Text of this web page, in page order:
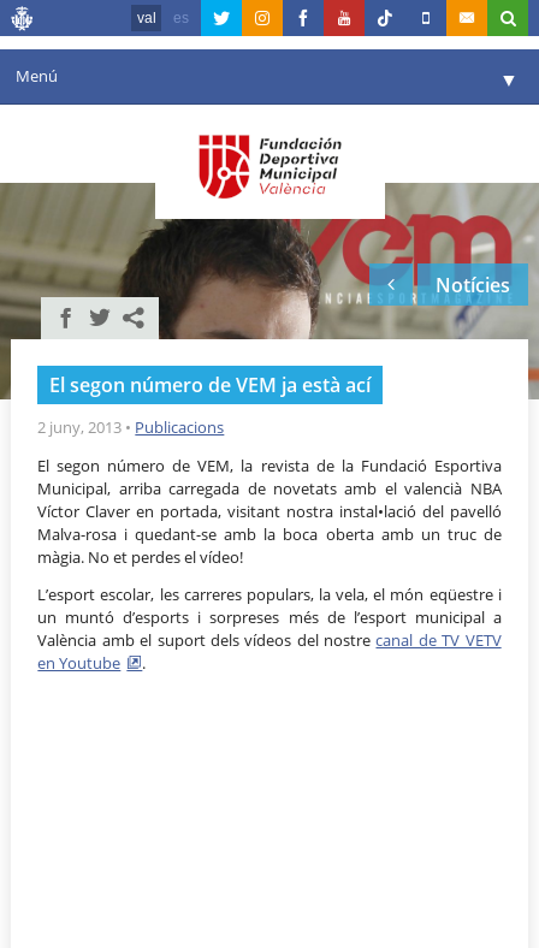
val es
Menú ▼
Agenda
Instal·lacions ▼
Comunicació ▼
València en esport
Portal de Transparència
Notícies
El segon número de VEM ja està ací
2 juny, 2013 • Publicacions
El segon número de VEM, la revista de la Fundació Esportiva
Municipal, arriba carregada de novetats amb el valencià NBA
Víctor Claver en portada, visitant nostra instal•lació del pavelló
Malva-rosa i quedant-se amb la boca oberta amb un truc de
màgia. No et perdes el vídeo!
L’esport escolar, les carreres populars, la vela, el món eqüestre i
un muntó d’esports i sorpreses més de l’esport municipal a
València amb el suport dels vídeos del nostrecanal de TV VETV
en Youtube
.